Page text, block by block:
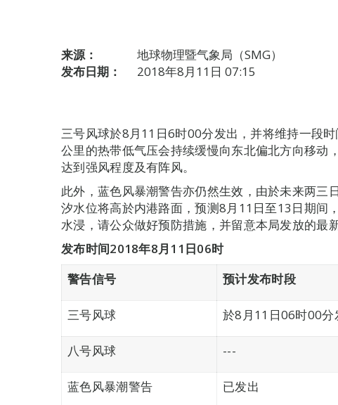
来源：
地球物理暨气象局（SMG）
发布日期：
2018年8月11日 07:15
三号风球於8月11日6时00分发出，并将维持一段
公里的热带低气压会持续缓慢向东北偏北方向移动
达到强风程度及有阵风。
此外，蓝色风暴潮警告亦仍然生效，由於未来两三
汐水位将高於内港路面，预测8月11日至13日期间
水浸，请公众做好预防措施，并留意本局发放的最新
发布时间2018年8月 11 日06时
警告信号
预计发布时段
三号风球 於8月11日06时00分
八号风球 ---
蓝色风暴潮警告 已发出